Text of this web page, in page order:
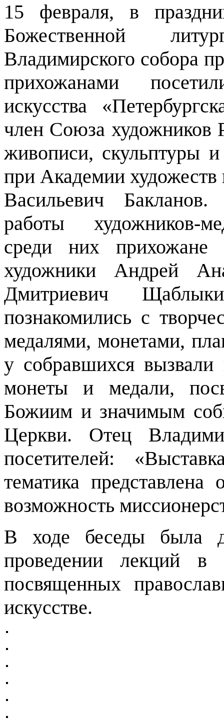
15 февраля, в
Божественной
Владимирского собора
прихожанами
искусства
член Союза художников
живописи, скульптуры
при Академии художеств
Васильевич
работы художников-
среди них прихожане
художники Андрей
Дмитриевич
познакомились с
медалями, монетами,
у собравшихся вызвали
монеты и медали,
Божиим и значимым
Церкви. Отец
посетителей:
тематика
возможность
В ходе беседы была
проведении лекций в
посвященных
искусстве.